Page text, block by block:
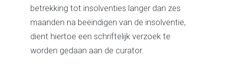
betrekking tot insolventies langer dan zes
maanden na beëindigen van de insolventie,
dient hiertoe een schriftelijk verzoek te
worden gedaan aan de curator.